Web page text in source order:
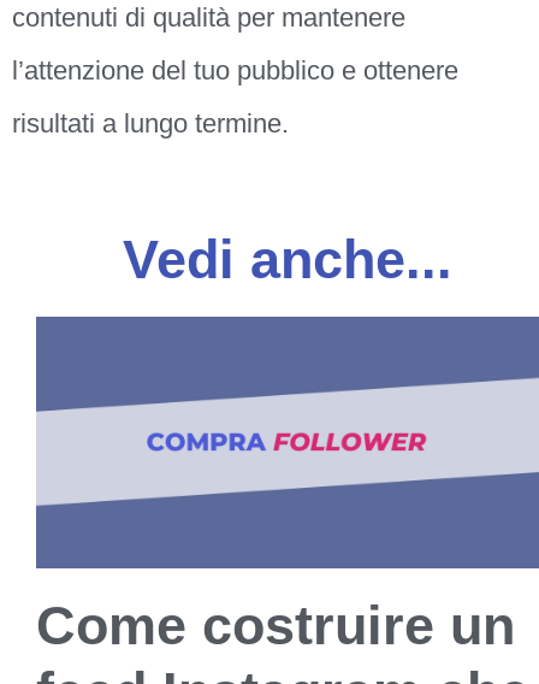
contenuti di qualità per mantenere
l’attenzione del tuo pubblico e ottenere
risultati a lungo termine.
Vedi anche...
Come costruire un